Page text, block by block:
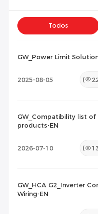
Todos
GW_Power Limit
2025-08-05 (
GW_Compatibility list of
products-EN
2026-07-10 (
GW_HCA G2_Inverter
Wiring-EN